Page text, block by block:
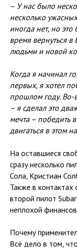
– У нас было
несколько
иногда нет, но это
время вернуться
людьми и новой
Когда я начинал
первых, я хотел
прошлом году. Во-
– я сделал это
мечта – победить
двигаться в этом
На оставшиеся
сразу несколько
Сола, Кристиан
Также в
второй пилот
неплохой
Почему
Всё дело в том,